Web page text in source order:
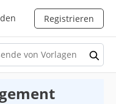
Registrieren